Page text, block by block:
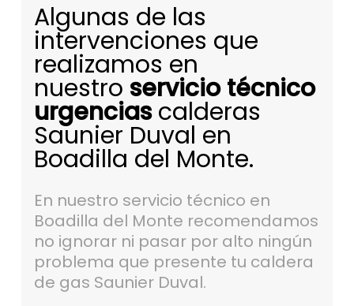
Algunas de las
intervenciones que
realizamos en
nuestro servicio técnico
urgenciascalderas
Saunier Duval en
Boadilla del Monte.
En nuestro servicio técnico en
Boadilla del Monte recomendamos
no ignorar ni pasar por alto ningún
problema que presente tu caldera
de gas Saunier Duval.